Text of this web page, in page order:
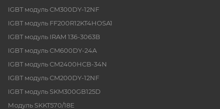
IGBT модуль CM300DY-12NF
IGBT модуль FF200R12KT4HOSA1
IGBT модуль IRAM 136-3063B
IGBT модуль CM600DY-24A
IGBT модуль CM2400HCB-34N
IGBT модуль CM200DY-12NF
IGBT модуль SKM300GB125D
Модуль SKKT570/18E